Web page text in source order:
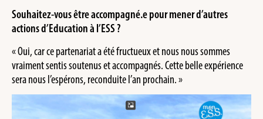
Souhaitez-vous être accompagné.e pour mener d’autres
actions d’Education à l’ESS ?
« Oui, car ce partenariat a été fructueux et nous nous sommes
vraiment sentis soutenus et accompagnés. Cette belle expérience
sera nous l’espérons, reconduite l’an prochain. »